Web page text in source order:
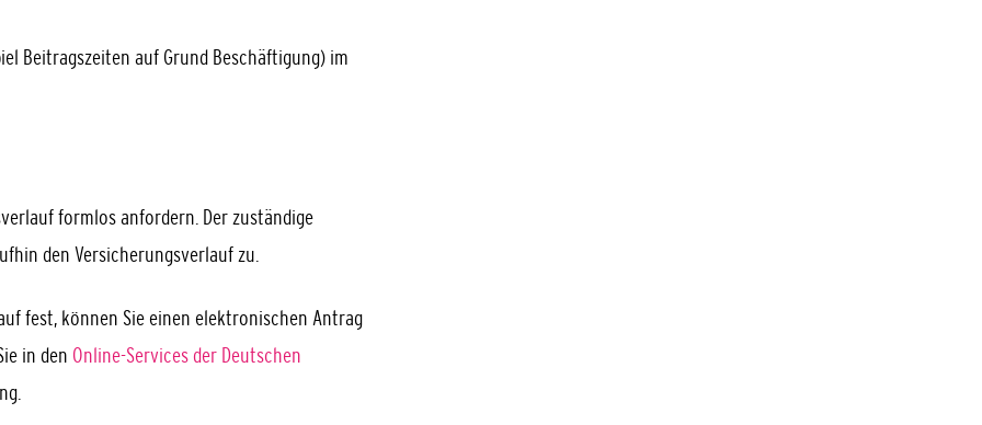
Beitragszeiten auf Grund Beschäftigung) im
formlos anfordern. Der zuständige
den Versicherungsverlauf zu.
fest, können Sie einen elektronischen Antrag
in den Online-Services der Deutschen